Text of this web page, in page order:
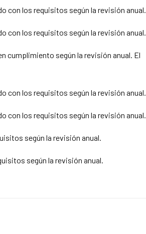
con los requisitos según la revisión anual.
con los requisitos según la revisión anual.
cumplimiento según la revisión anual. El
con los requisitos según la revisión anual.
con los requisitos según la revisión anual.
según la revisión anual.
según la revisión anual.